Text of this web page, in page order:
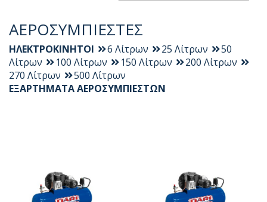
ΑΕΡΟΣΥΜΠΙΕΣΤΕΣ
ΗΛΕΚΤΡΟΚΙΝΗΤΟΙ 6 Λίτρων 25 Λίτρων
50
Λίτρων
100 Λίτρων 150 Λίτρων
200 Λίτρων
270 Λίτρων
500 Λίτρων
ΕΞΑΡΤΗΜΑΤΑ ΑΕΡΟΣΥΜΠΙΕΣΤΩΝ